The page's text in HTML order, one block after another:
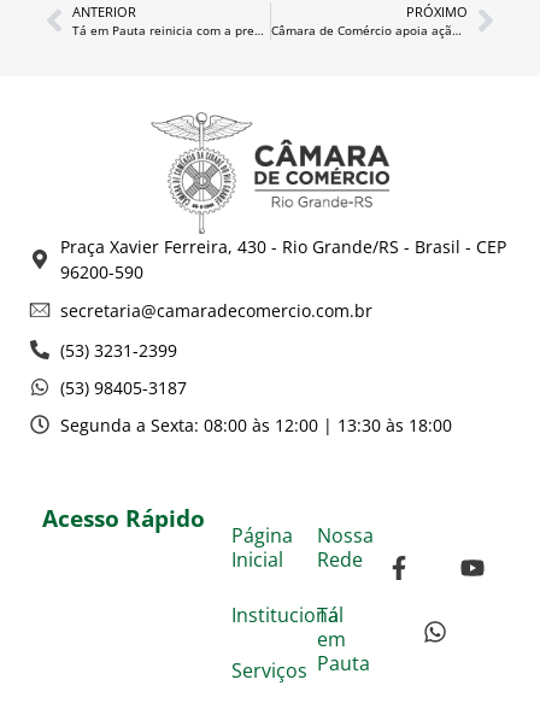
ANTERIOR
Tá em Pauta reinicia com a presença de Fábio Branco
PRÓXIMO
Câmara de Comércio apoia ação de vacinação
Praça Xavier Ferreira, 430 - Rio Grande/RS - Brasil - CEP
96200-590
secretaria@camaradecomercio.com.br
(53) 3231-2399
(53) 98405-3187
Segunda a Sexta: 08:00 às 12:00 | 13:30 às 18:00
Acesso Rápido
Página
Inicial
Institucional
Serviços
Nossa
Rede
Tá
em
Pauta